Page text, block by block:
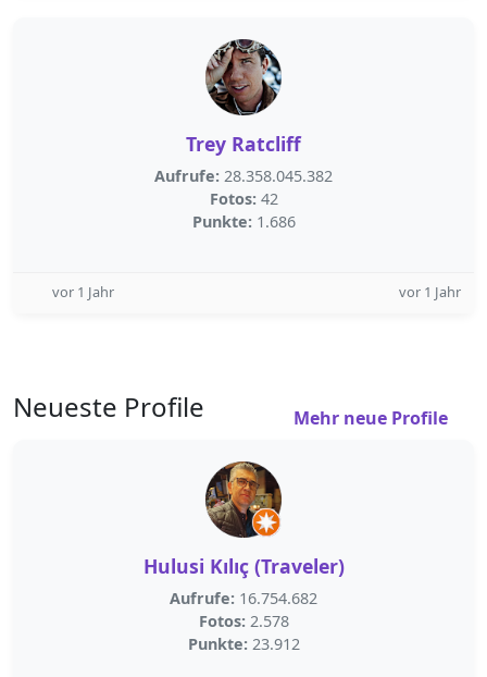
Trey Ratcliff
Aufrufe: 28.358.045.382
Fotos: 42
Punkte: 1.686
vor 1 Jahr vor 1 Jahr
Neueste Profile Mehr neue Profile
Hulusi Kılıç (Traveler)
Aufrufe: 16.754.682
Fotos: 2.578
Punkte: 23.912